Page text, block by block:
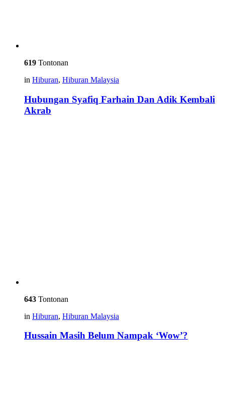
619 Tontonan
in Hiburan, Hiburan Malaysia
Hubungan Syafiq Farhain Dan Adik Kembali
Akrab
643 Tontonan
in Hiburan, Hiburan Malaysia
Hussain Masih Belum Nampak ‘Wow’?